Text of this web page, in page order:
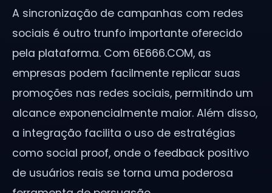
A sincronização de campanhas com redes
sociais é outro trunfo importante oferecido
pela plataforma. Com 6E666.COM, as
empresas podem facilmente replicar suas
promoções nas redes sociais, permitindo um
alcance exponencialmente maior. Além disso,
a integração facilita o uso de estratégias
como social proof, onde o feedback positivo
de usuários reais se torna uma poderosa